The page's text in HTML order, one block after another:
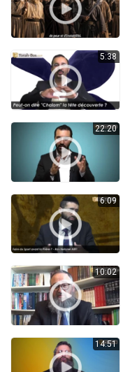
5:38
22:20
6:09
10:02
14:51